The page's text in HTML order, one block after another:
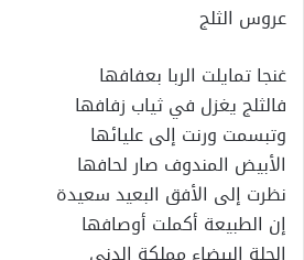
عروس الثلج
غنجا تمايلت الربا بعفافها
فالثلج يغزل في ثياب زفافها
وتبسمت ورنت إلى عليائها
الأبيض المندوف صار لحافها
نظرت إلى الأفق البعيد سعيدة
إن الطبيعة أكملت أوصافها